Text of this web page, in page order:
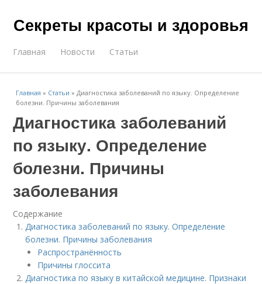
Секреты красоты и здоровья
Главная Новости Статьи
Главная » Статьи »Диагностика заболеваний по языку. Определение
болезни. Причины заболевания
Диагностика заболеваний
по языку. Определение
болезни. Причины
заболевания
Содержание
Диагностика заболеваний по языку. Определение
болезни. Причины заболевания
Распространённость
Причины глоссита
Диагностика по языку в китайской медицине. Признаки